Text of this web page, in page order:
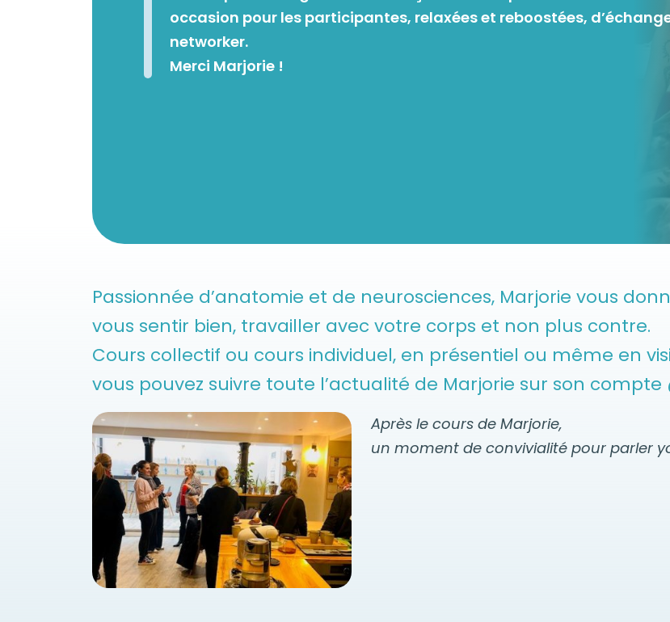
occasion pour les participantes, relaxées et reboostées,
networker.
Merci Marjorie !
Passionnée d’anatomie et de neurosciences, Marjorie vous
vous sentir bien, travailler avec votre corps et non plus contre.
Cours collectif ou cours individuel, en présentiel ou même en
vous pouvez suivre toute l’actualité de Marjorie sur son
Après le cours de Marjorie,
un moment de convivialité pour parler